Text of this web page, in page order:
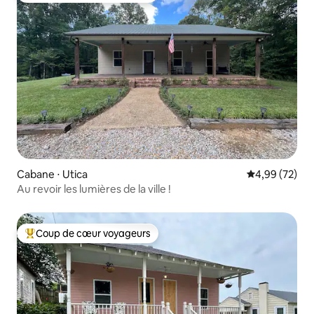
Cabane ⋅ Utica Évaluation
4,99 (72)
Au revoir les lumières de la ville !
Coups de cœur voyageurs les plus appréciés
Coup de cœur voyageurs